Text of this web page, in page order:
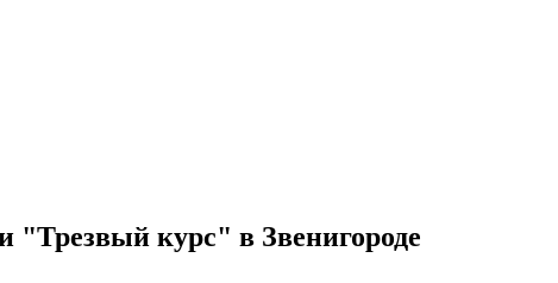
"Трезвый курс" в Звенигороде